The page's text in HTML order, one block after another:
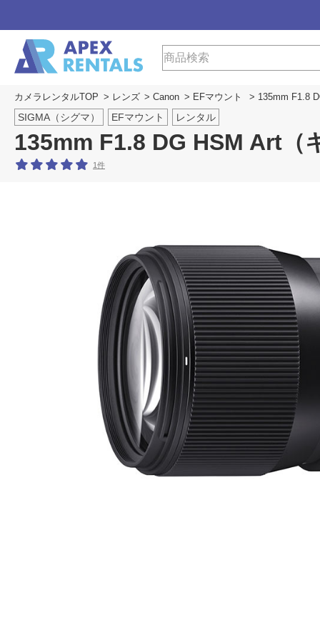
カメラレンタルTOP > レンズ > Canon > EFマウント > 135mm F1.8
SIGMA（シグマ）
135mm F1.8 DG HSM Art（
EFマウント レンタル
1件